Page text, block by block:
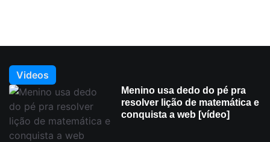
Videos
Menino usa dedo do pé pra
resolver lição de matemática e
conquista a web [vídeo]